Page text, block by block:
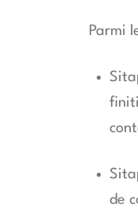
Parmi
de